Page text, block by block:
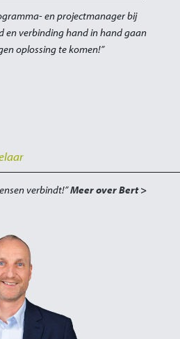
en projectmanager bij
en verbinding hand in hand gaan
oplossing te komen!”
verbindt!”Meer over Bert >